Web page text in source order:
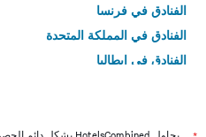
الفنادق في فرنسا
الفنادق في المملكة المتحدة
الفنادق في إيطاليا